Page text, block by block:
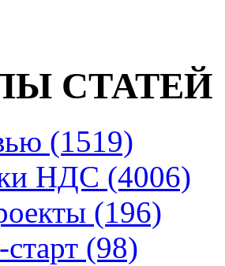
СТАТЕЙ
(1519)
НДС (4006)
(196)
(98)